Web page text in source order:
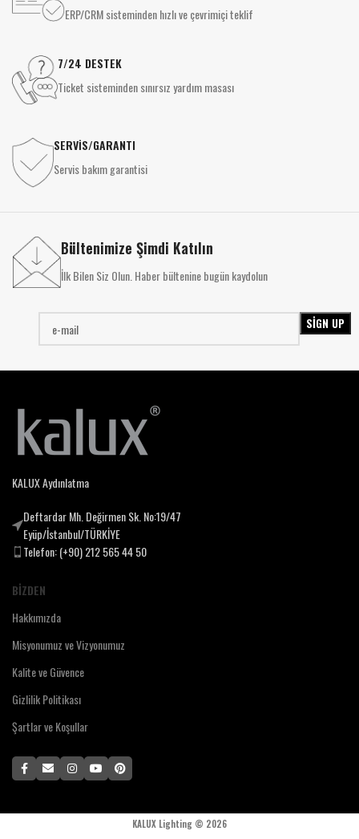
ERP/CRM sisteminden hızlı ve çevrimiçi teklif
7/24 DESTEK
Ticket sisteminden sınırsız yardım masası
SERVİS/GARANTI
Servis bakım garantisi
Bültenimize Şimdi Katılın
İlk Bilen Siz Olun. Haber bültenine bugün kaydolun
KALUX Aydınlatma
Deftardar Mh. Değirmen Sk. No:19/47
Eyüp/İstanbul/TÜRKİYE
Telefon: (+90) 212 565 44 50
BIZDEN
Hakkımızda
Misyonumuz ve Vizyonumuz
Kalite ve Güvence
Gizlilik Politikası
Şartlar ve Koşullar
KALUX Lighting © 2026